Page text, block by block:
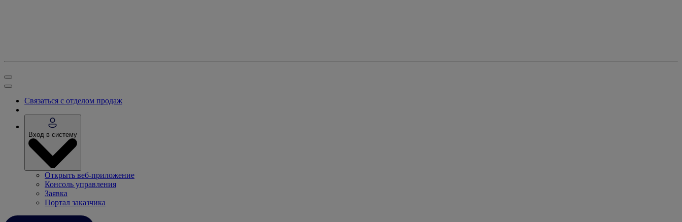
Связаться с отделом продаж
Вход в систему
Открыть веб-приложение
Консоль управления
Заявка
Портал заказчика